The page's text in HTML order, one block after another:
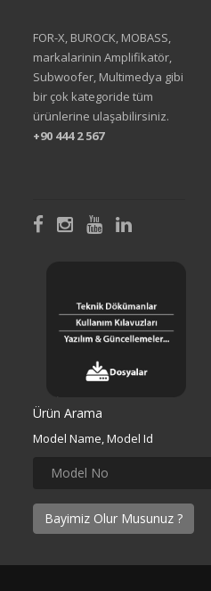
FOR-X, BUROCK, MOBASS,
markalarinin Amplifikatör,
Subwoofer, Multimedya gibi
bir çok kategoride tüm
ürünlerine ulaşabilirsiniz.
+90 444 2 567
Ürün Arama
Model Name, Model Id
Bayimiz Olur Musunuz ?